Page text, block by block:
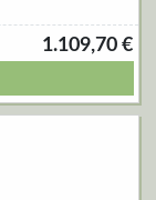
1.109,70 €